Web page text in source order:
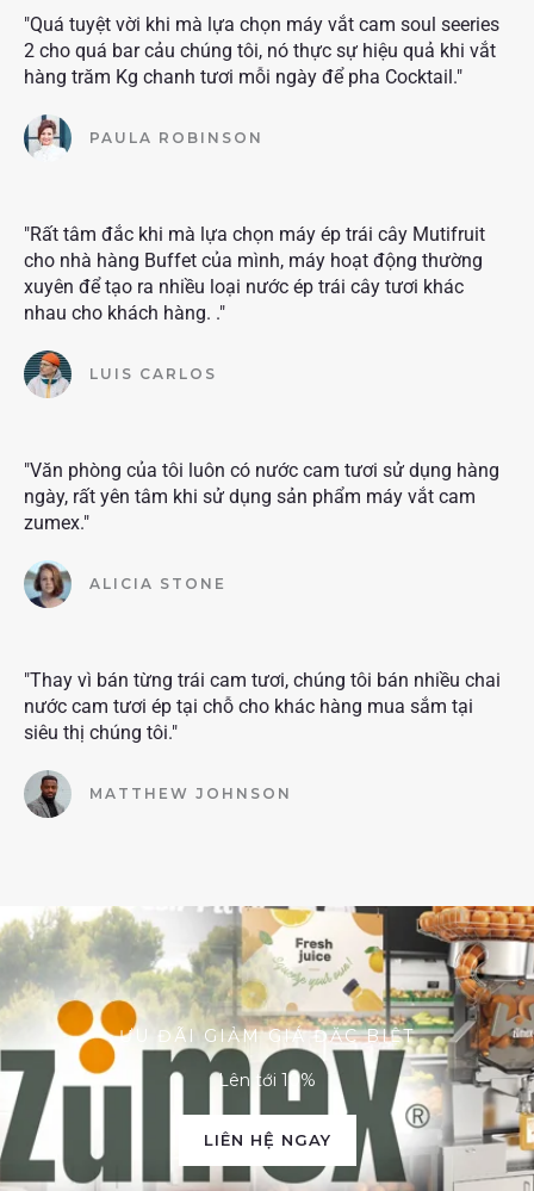
"Quá tuyệt vời khi mà lựa chọn máy vắt cam soul seeries
2 cho quá bar cảu chúng tôi, nó thực sự hiệu quả khi vắt
hàng trăm Kg chanh tươi mỗi ngày để pha Cocktail."
PAULA ROBINSON
"Rất tâm đắc khi mà lựa chọn máy ép trái cây Mutifruit
cho nhà hàng Buffet của mình, máy hoạt động thường
xuyên để tạo ra nhiều loại nước ép trái cây tươi khác
nhau cho khách hàng. ."
LUIS CARLOS
"Văn phòng của tôi luôn có nước cam tươi sử dụng hàng
ngày, rất yên tâm khi sử dụng sản phẩm máy vắt cam
zumex."
ALICIA STONE
"Thay vì bán từng trái cam tươi, chúng tôi bán nhiều chai
nước cam tươi ép tại chỗ cho khác hàng mua sắm tại
siêu thị chúng tôi."
MATTHEW JOHNSON
ƯU ĐÃI GIẢM GIÁ ĐẶC BIỆT
Lên tới 10%
LIÊN HỆ NGAY